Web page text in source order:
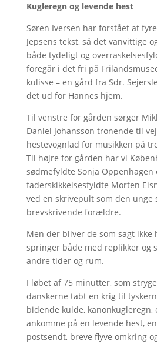
Kugleregn og levende hest
Søren Iversen har forstået at
Jepsens tekst, så det vanvittige
både tydeligt og
foregår i det fri på
kulisse – en gård fra Sdr.
det ud for Hannes hjem.
Til venstre for gården sørger
Daniel Johansson tronende til
hestevognlad for musikken på
Til højre for gården har vi
sødmefyldte Sonja Oppenhagen
faderskikkelsesfyldte Morten
ved en skrivepult som den unge
brevskrivende forældre.
Men der bliver de som sagt ikke
springer både med replikker og
andre tider og rum.
I løbet af 75 minutter, som
danskerne tabt en krig til
bidende kulde, kanonkugleregn,
ankomme på en levende hest,
postsendt, breve flyve omkring